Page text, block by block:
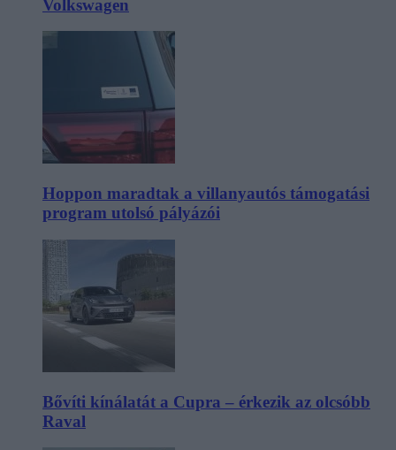
Volkswagen
Hoppon maradtak a villanyautós támogatási
program utolsó pályázói
Bővíti kínálatát a Cupra – érkezik az olcsóbb
Raval